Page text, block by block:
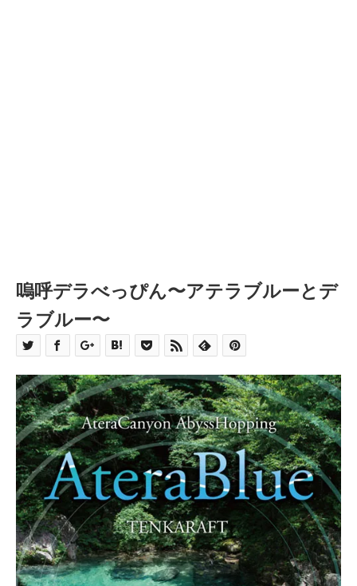
嗚呼デラべっぴん〜アテラブルーとデ
ラブルー〜